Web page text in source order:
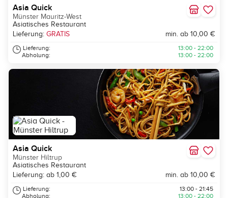
Asia Quick
Münster Mauritz-West
Asiatisches Restaurant
Lieferung: GRATIS min. ab 10,00 €
Lieferung:
Abholung:
13:00 - 22:00
13:00 - 22:00
Asia Quick
Münster Hiltrup
Asiatisches Restaurant
Lieferung: ab 1,00 €
min. ab 10,00 €
Lieferung:
Abholung:
13:00 - 21:45
13:00 - 22:00